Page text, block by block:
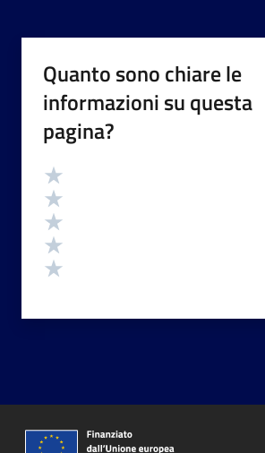
Quanto sono chiare le
informazioni su questa
pagina?
Valutazione